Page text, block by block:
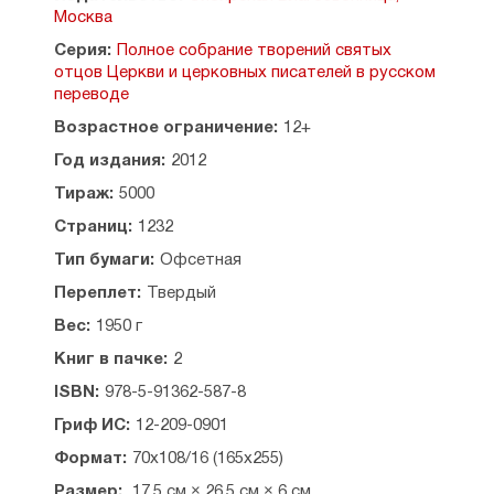
лицами, а также считающихся сомнительными
и неподлинными. В своем эпистолярном
наследии святой отец выступает не только как
выдающийся православный богослов, борец
церковный дипломат, законодатель в сфере
канонического права, духовный руководитель,
времени, незаурядная и разносторонняя
личность.
В приложении помещено наиболее полное
в русском переводе собрание творений
святителя Амфилохия Иконийского
со вступительной статьей игумена Вассиана
(Змеева), а также ряд научно-богословских
С.М.Зарина, архиепископа Василия (Кривошеина),
Т.Налимова и П.Смирнова.
Издание предваряется предисловием
Москва
Серия:
Полное собрание творений святых
отцов Церкви и церковных писателей в русском
переводе
Возрастное ограничение: 12+
Год издания: 2012
Тираж: 5000
Страниц: 1232
Тип бумаги: Офсетная
Переплет: Твердый
Вес: 1950 г
Книг в пачке: 2
ISBN: 978-5-91362-587-8
Гриф ИС: 12-209-0901
Формат: 70x108/16 (165x255)